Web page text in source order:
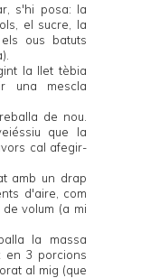
s'hi posa: la
el sucre, la
ous batuts
la llet tèbia
una mescla
de nou.
que la
cal afegir-
amb un drap
d'aire, com
volum (a mi
la massa
en 3 porcions
al mig (que